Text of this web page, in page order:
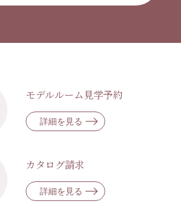
モデルルーム見学予約
詳細を見る
カタログ請求
詳細を見る